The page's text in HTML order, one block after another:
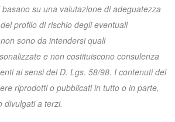
su una valutazione di adeguatezza
profilo di rischio degli eventuali
sono da intendersi quali
e non costituiscono consulenza
ai sensi del D. Lgs. 58/98. I contenuti del
riprodotti o pubblicati in tutto o in parte,
divulgati a terzi.